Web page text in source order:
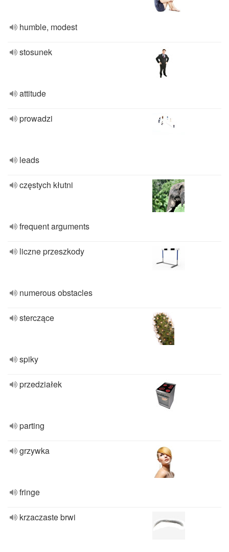
humble, modest
stosunek
attitude
prowadzi
leads
częstych kłutni
frequent arguments
liczne przeszkody
numerous obstacles
sterczące
spiky
przedziałek
parting
grzywka
fringe
krzaczaste brwi